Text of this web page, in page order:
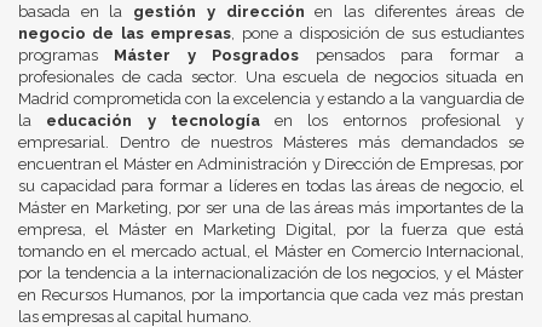
basada en la gestión y dirección en las diferentes áreas de
negocio de las empresas, pone a disposición de sus estudiantes
programas Máster y Posgrados pensados para formar a
profesionales de cada sector. Una escuela de negocios situada en
Madrid comprometida con la excelencia y estando a la vanguardia de
la educación y tecnologíaen los entornos profesional y
empresarial. Dentro de nuestros Másteres más demandados se
encuentran el Máster en Administración y Dirección de Empresas, por
su capacidad para formar a líderes en todas las áreas de negocio, el
Máster en Marketing, por ser una de las áreas más importantes de la
empresa, el Máster en Marketing Digital, por la fuerza que está
tomando en el mercado actual, el Máster en Comercio Internacional,
por la tendencia a la internacionalización de los negocios, y el Máster
en Recursos Humanos, por la importancia que cada vez más prestan
las empresas al capital humano.